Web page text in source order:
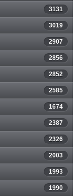
3131
3019
2907
2856
2852
2585
1674
2387
2326
2003
1993
1990